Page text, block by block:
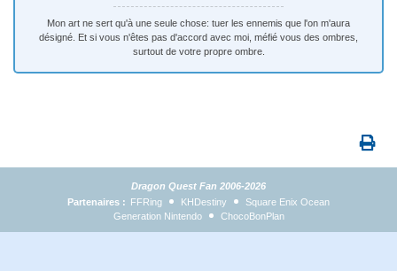
Mon art ne sert qu'à une seule chose: tuer les ennemis que l'on m'aura
désigné. Et si vous n'êtes pas d'accord avec moi, méfié vous des ombres,
surtout de votre propre ombre.
Dragon Quest Fan 2006-2026
Partenaires : FFRing KHDestiny
Square Enix Ocean
Generation Nintendo
ChocoBonPlan